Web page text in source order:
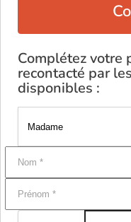
Complétez votre
recontacté par
disponibles :